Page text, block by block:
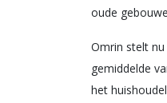
oude
Omrin stelt
gemiddelde
het